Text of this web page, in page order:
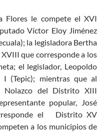
Flores le compete el XVI
Víctor Eloy Jiménez
la legisladora Bertha
que corresponde a los
el legislador, Leopoldo
(Tepic); mientras que al
Nolazco del Distrito XIII
popular, José
el Distrito XV
a los municipios de